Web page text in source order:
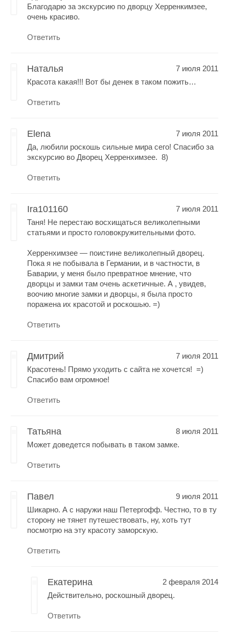
Благодарю за экскурсию по дворцу Херренкимзее,
очень красиво.
Ответить
Наталья
7 июля 2011
Красота какая!!! Вот бы денек в таком пожить…
Ответить
Elena
7 июля 2011
Да, любили роскошь сильные мира сего! Спасибо за
экскурсию во Дворец Херренхимзее. 8)
Ответить
Ira101160
7 июля 2011
Таня! Не перестаю восхищаться великолепными
статьями и просто головокружительными фото.
Херренхимзее — поистине великолепный дворец.
Пока я не побывала в Германии, и в частности, в
Баварии, у меня было превратное мнение, что
дворцы и замки там очень аскетичные. А , увидев,
воочию многие замки и дворцы, я была просто
поражена их красотой и роскошью. =)
Ответить
Дмитрий
7 июля 2011
Красотень! Прямо уходить с сайта не хочется! =)
Спасибо вам огромное!
Ответить
Татьяна
8 июля 2011
Может доведется побывать в таком замке.
Ответить
Павел
9 июля 2011
Шикарно. А с наружи наш Петергофф. Честно, то в ту
сторону не тянет путешествовать, ну, хоть тут
посмотрю на эту красоту заморскую.
Ответить
Екатерина
2 февраля 2014
Действительно, роскошный дворец.
Ответить